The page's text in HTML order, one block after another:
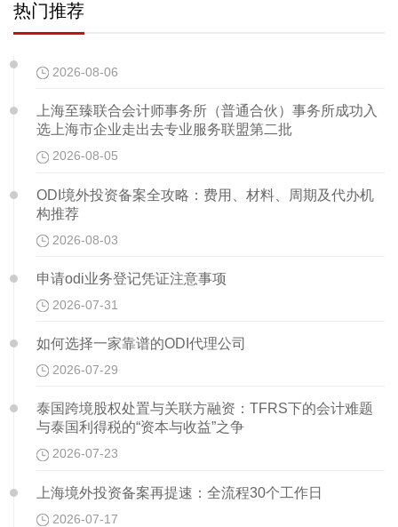
热门推荐
2026-08-06
上海至臻联合会计师事务所（普通合伙）事务所成功入
选上海市企业走出去专业服务联盟第二批
2026-08-05
ODI境外投资备案全攻略：费用、材料、周期及代办机
构推荐
2026-08-03
申请odi业务登记凭证注意事项
2026-07-31
如何选择一家靠谱的ODI代理公司
2026-07-29
泰国跨境股权处置与关联方融资：TFRS下的会计难题
与泰国利得税的“资本与收益”之争
2026-07-23
上海境外投资备案再提速：全流程30个工作日
2026-07-17